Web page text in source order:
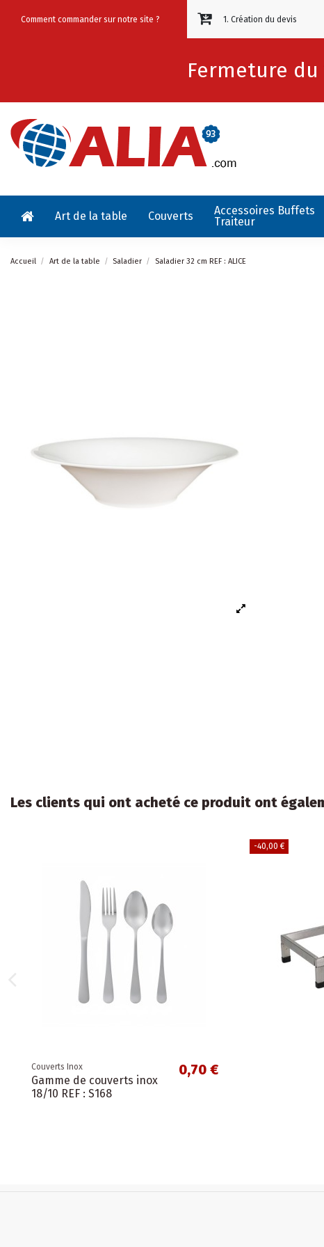
Comment commander sur notre site ? 1. Création du devis
Fermeture
Art de la table Couverts
Accessoires Buffets
Traiteur
Accueil Art de la table Saladier Saladier 32 cm REF : ALICE
Les clients qui ont acheté ce produit ont
Couverts Inox
Gamme de couverts inox
18/10 REF : S168
0,70 €
-40,00 €